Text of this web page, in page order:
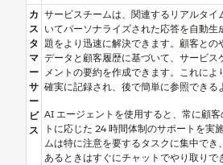
カ
ス
タ
マ
ー
サ
ー
ビ
ス
サービスチームは、関連するリアルタイ
いてパーソナライズされた応答を自動
題をより迅速に解決できます。顧客との
データと顧客履歴に基づいて、サービス
メントの要約を作成できます。これに
確実に記録され、後で簡単に参照できる
AI エージェントを使用すると、常に顧
トに応じた 24 時間体制のサポートを実
ムは特に注意を要するタスクに集中でき
あるときはすぐにチャットでやり取りで